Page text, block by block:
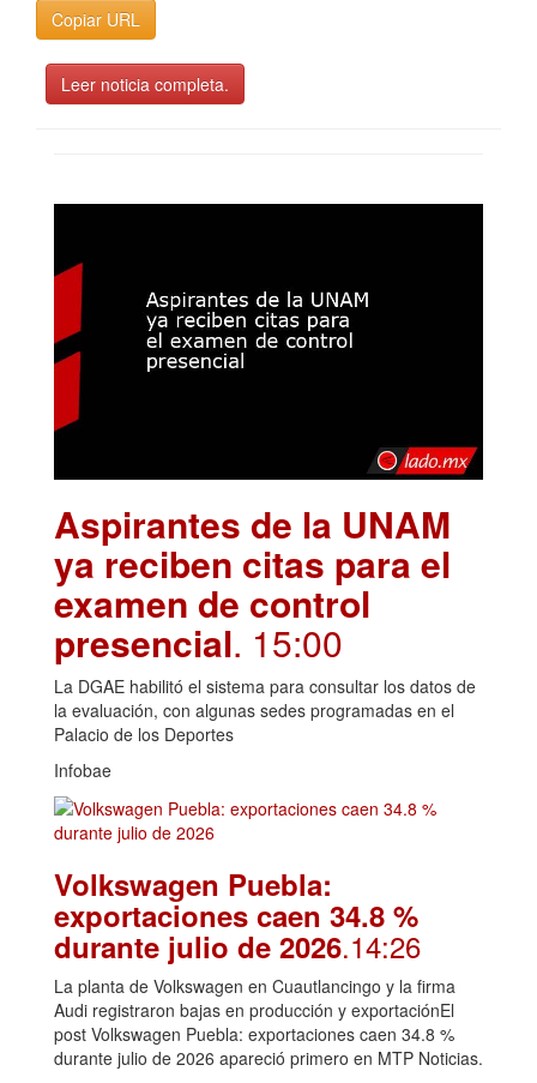
Copiar URL
Leer noticia completa.
Aspirantes de la UNAM
ya reciben citas para el
examen de control
presencial. 15:00
La DGAE habilitó el sistema para consultar los datos de
la evaluación, con algunas sedes programadas en el
Palacio de los Deportes
Infobae
Volkswagen Puebla:
exportaciones caen 34.8 %
durante julio de 2026.14:26
La planta de Volkswagen en Cuautlancingo y la firma
Audi registraron bajas en producción y exportaciónEl
post Volkswagen Puebla: exportaciones caen 34.8 %
durante julio de 2026 apareció primero en MTP Noticias.